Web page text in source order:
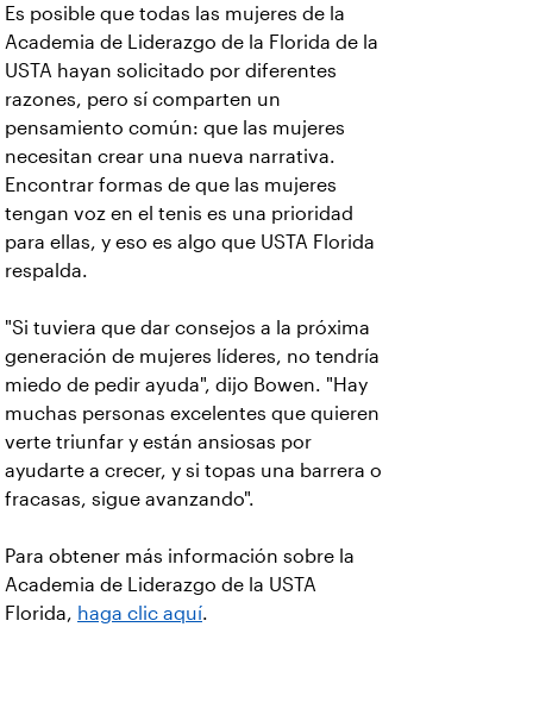
Es posible que todas las mujeres de la
Academia de Liderazgo de la Florida de la
USTA hayan solicitado por diferentes
razones, pero sí comparten un
pensamiento común: que las mujeres
necesitan crear una nueva narrativa.
Encontrar formas de que las mujeres
tengan voz en el tenis es una prioridad
para ellas, y eso es algo que USTA Florida
respalda.
"Si tuviera que dar consejos a la próxima
generación de mujeres líderes, no tendría
miedo de pedir ayuda", dijo Bowen. "Hay
muchas personas excelentes que quieren
verte triunfar y están ansiosas por
ayudarte a crecer, y si topas una barrera o
fracasas, sigue avanzando".
Para obtener más información sobre la
Academia de Liderazgo de la USTA
Florida, haga clic aquí.